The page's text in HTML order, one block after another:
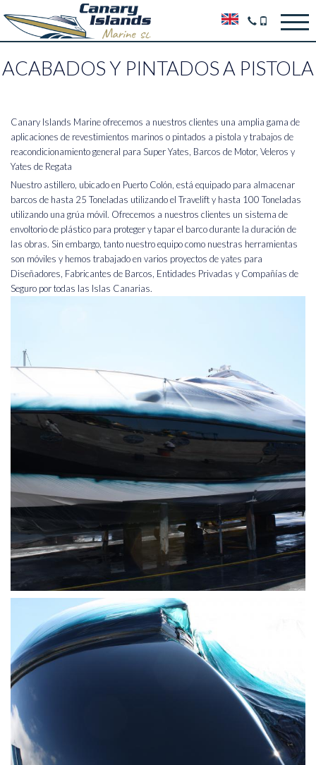
ACABADOS Y PINTADOS A PISTOLA
Canary Islands Marine ofrecemos a nuestros clientes una amplia gama de
aplicaciones de revestimientos marinos o pintados a pistola y trabajos de
reacondicionamiento general para Super Yates, Barcos de Motor, Veleros y
Yates de Regata
Nuestro astillero, ubicado en Puerto Colón, está equipado para almacenar
barcos de hasta 25 Toneladas utilizando el Travelift y hasta 100 Toneladas
utilizando una grúa móvil. Ofrecemos a nuestros clientes un sistema de
envoltorio de plástico para proteger y tapar el barco durante la duración de
las obras. Sin embargo, tanto nuestro equipo como nuestras herramientas
son móviles y hemos trabajado en varios proyectos de yates para
Diseñadores, Fabricantes de Barcos, Entidades Privadas y Compañías de
Seguro por todas las Islas Canarias.